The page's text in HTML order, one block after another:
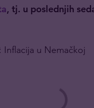
, tj. u poslednjih
Inflacija u Nemačkoj